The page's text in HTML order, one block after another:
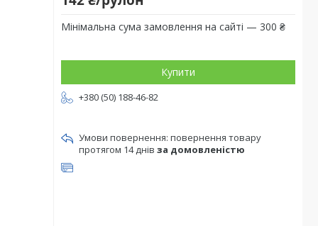
Мінімальна сума замовлення на сайті — 300 ₴
Купити
+380 (50) 188-46-82
повернення товару
протягом 14 днів за домовленістю